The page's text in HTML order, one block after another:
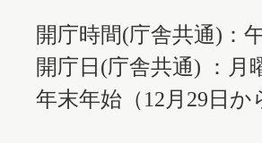
開庁時間(庁舎共通)：
開庁日(庁舎共通) ：
年末年始（12月29日